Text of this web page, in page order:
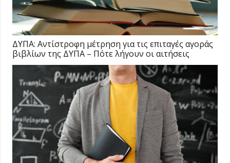
ΔΥΠΑ: Αντίστροφη μέτρηση για τις επιταγές αγοράς
βιβλίων της ΔΥΠΑ – Πότε λήγουν οι αιτήσεις